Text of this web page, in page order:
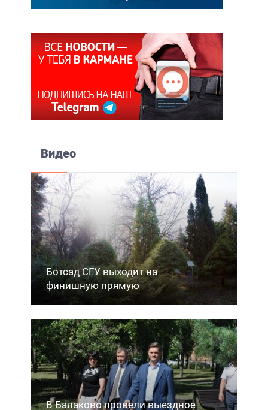
Видео
Ботсад СГУ выходит на
финишную прямую
В Балаково провели выездное